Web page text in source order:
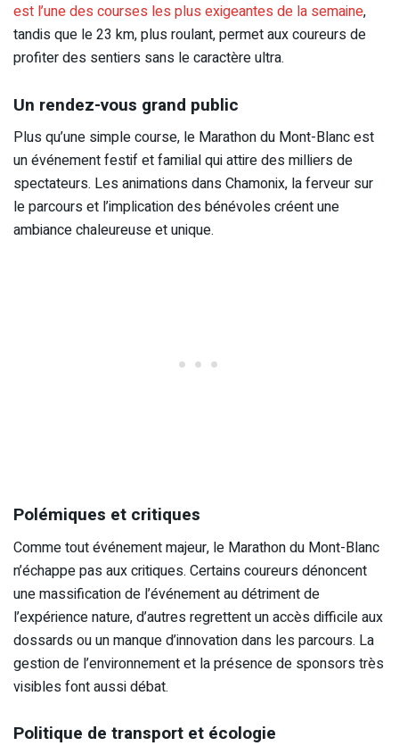
est l’une des courses les plus exigeantes de la semaine,
tandis que le 23 km, plus roulant, permet aux coureurs de
profiter des sentiers sans le caractère ultra.
Un rendez-vous grand public
Plus qu’une simple course, le Marathon du Mont-Blanc est
un événement festif et familial qui attire des milliers de
spectateurs. Les animations dans Chamonix, la ferveur sur
le parcours et l’implication des bénévoles créent une
ambiance chaleureuse et unique.
Polémiques et critiques
Comme tout événement majeur, le Marathon du Mont-Blanc
n’échappe pas aux critiques. Certains coureurs dénoncent
une massification de l’événement au détriment de
l’expérience nature, d’autres regrettent un accès difficile aux
dossards ou un manque d’innovation dans les parcours. La
gestion de l’environnement et la présence de sponsors très
visibles font aussi débat.
Politique de transport et écologie